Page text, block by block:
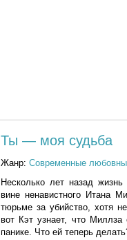
Ты — моя судьба
Жанр: Современные
Несколько лет назад
вине ненавистного Итана
тюрьме за убийство, хотя
вот Кэт узнает, что
панике. Что ей теперь